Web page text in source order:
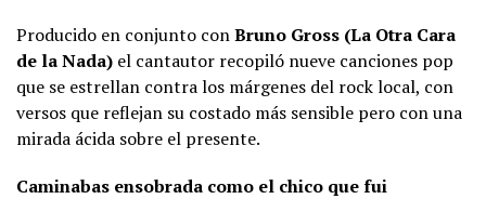
Producido en conjunto conBruno Gross (La Otra Cara
de la Nada) el cantautor recopiló nueve canciones pop
que se estrellan contra los márgenes del rock local, con
versos que reflejan su costado más sensible pero con una
mirada ácida sobre el presente.
Caminabas ensobrada como el chico que fui